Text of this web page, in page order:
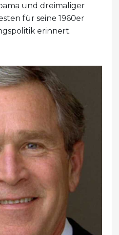
und dreimaliger
für seine 1960er
erinnert.